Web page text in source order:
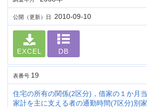
公開（更新）日 2010-09-10
EXCEL DB
表番号 19
住宅の所有の関係(2区分)，借家の１か月
家計を主に支える者の通勤時間(7区分)別